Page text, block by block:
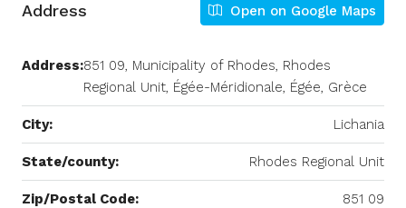
Address Open on Google Maps
Address:851 09, Municipality of Rhodes, Rhodes
Regional Unit, Égée-Méridionale, Égée, Grèce
City: Lichania
State/county: Rhodes Regional Unit
Zip/Postal Code: 851 09